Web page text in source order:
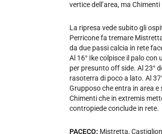
vertice dell’area, ma
La ripresa vede subito gli
Perricone fa tremare
da due passi calcia in rete
Al 16° Ike colpisce il palo
per presunto off side. Al 23°
rasoterra di poco a lato. Al
Grupposo che entra in area
Chimenti che in extremis
contropiede conclude in rete.
PACECO: Mistretta,